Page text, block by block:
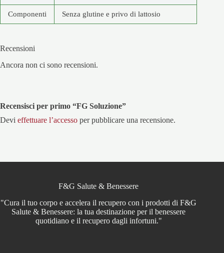
Componenti Senza glutine e privo di lattosio
Recensioni
Ancora non ci sono recensioni.
Recensisci per primo “FG Soluzione”
Devi effettuare l’accesso per pubblicare una recensione.
F&G Salute & Benessere
"Cura il tuo corpo e accelera il recupero con i prodotti di F&G
Salute & Benessere: la tua destinazione per il benessere
quotidiano e il recupero dagli infortuni."